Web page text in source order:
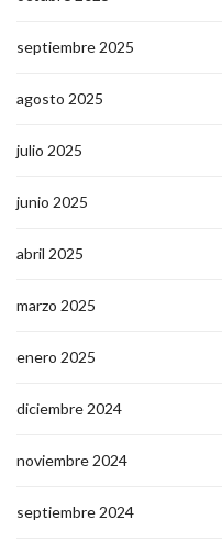
septiembre 2025
agosto 2025
julio 2025
junio 2025
abril 2025
marzo 2025
enero 2025
diciembre 2024
noviembre 2024
septiembre 2024